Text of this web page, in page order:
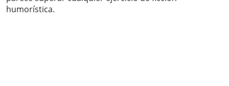
humorística.